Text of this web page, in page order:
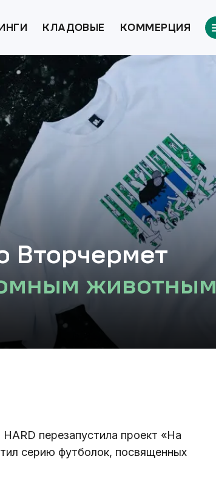
КЛАДОВЫЕ КОММЕРЦИЯ
Вторчермет
животным
перезапустила проект «На
серию футболок, посвященных